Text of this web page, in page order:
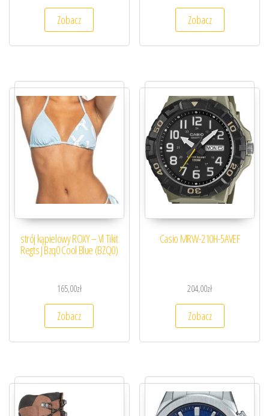
Zobacz Zobacz
strój kąpielowy ROXY – Vl Tikit
Regts J Bzq0 Cool Blue (BZQ0)
165,00zł
Zobacz
Casio MRW-210H-5AVEF
204,00zł
Zobacz